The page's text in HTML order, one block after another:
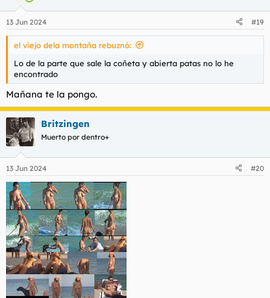
e
s
13 Jun 2024 #19
el viejo dela montaña rebuznó:
Lo de la parte que sale la coñeta y abierta patas no lo he
encontrado
Mañana te la pongo.
Britzingen
Muerto por dentro+
13 Jun 2024 #20